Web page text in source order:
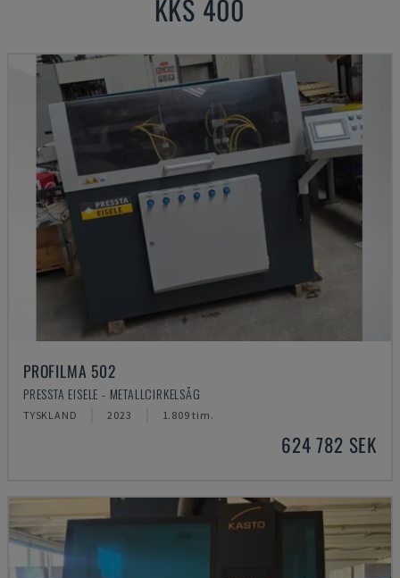
KKS 400
PROFILMA 502
PRESSTA EISELE - METALLCIRKELSÅG
TYSKLAND 2023 1.809 tim.
624 782 SEK